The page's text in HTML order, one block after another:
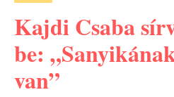
Kajdi Csaba
be:
van”